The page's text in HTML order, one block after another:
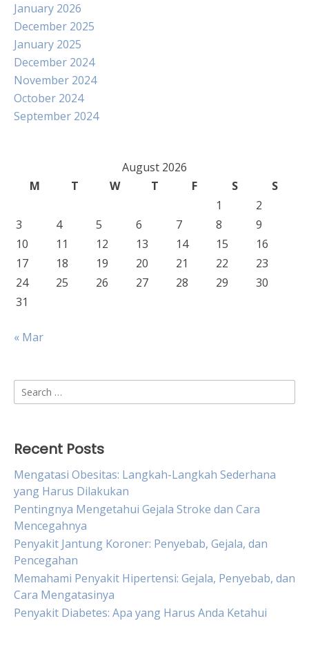
January 2026
December 2025
January 2025
December 2024
November 2024
October 2024
September 2024
August 2026
M
T W T F S
S
1
2
3
4 5 6 7 8
9
10
11 12 13 14 15
16
17
18 19 20 21 22
23
24
25 26 27 28 29
30
31
« Mar
Search
for:
Recent Posts
Mengatasi Obesitas: Langkah-Langkah Sederhana
yang Harus Dilakukan
Pentingnya Mengetahui Gejala Stroke dan Cara
Mencegahnya
Penyakit Jantung Koroner: Penyebab, Gejala, dan
Pencegahan
Memahami Penyakit Hipertensi: Gejala, Penyebab, dan
Cara Mengatasinya
Penyakit Diabetes: Apa yang Harus Anda Ketahui